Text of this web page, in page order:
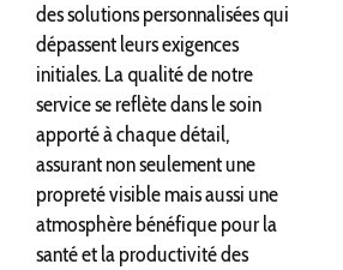
des solutions personnalisées qui
dépassent leurs exigences
initiales. La qualité de notre
service se reflète dans le soin
apporté à chaque détail,
assurant non seulement une
propreté visible mais aussi une
atmosphère bénéfique pour la
santé et la productivité des